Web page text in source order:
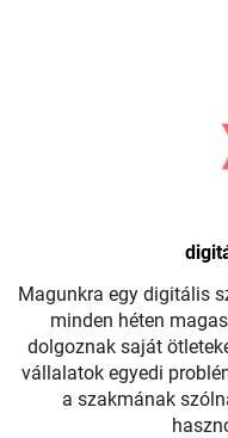
Magunkra egy digitális
minden héten
dolgoznak saját
vállalatok egyedi
a szakmának